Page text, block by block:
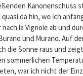
Kanonenschuss
da hin, wo ich
la Vignole ab und
und Murano. Auf
die Sonne raus und
sommerlichen
war ich nicht der